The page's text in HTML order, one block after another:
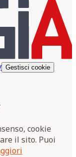
Gestisci cookie
cookie
il sito. Puoi